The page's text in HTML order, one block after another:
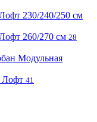
230/240/250 см
260/270 см 28
Модульная
Лофт 41